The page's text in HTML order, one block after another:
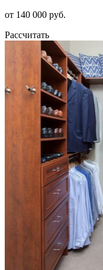
от 140 000 руб.
Рассчитать